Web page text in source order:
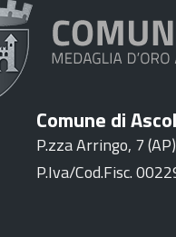
Comune di
P.zza Arringo, 7 (AP)
P.Iva/Cod.Fisc.